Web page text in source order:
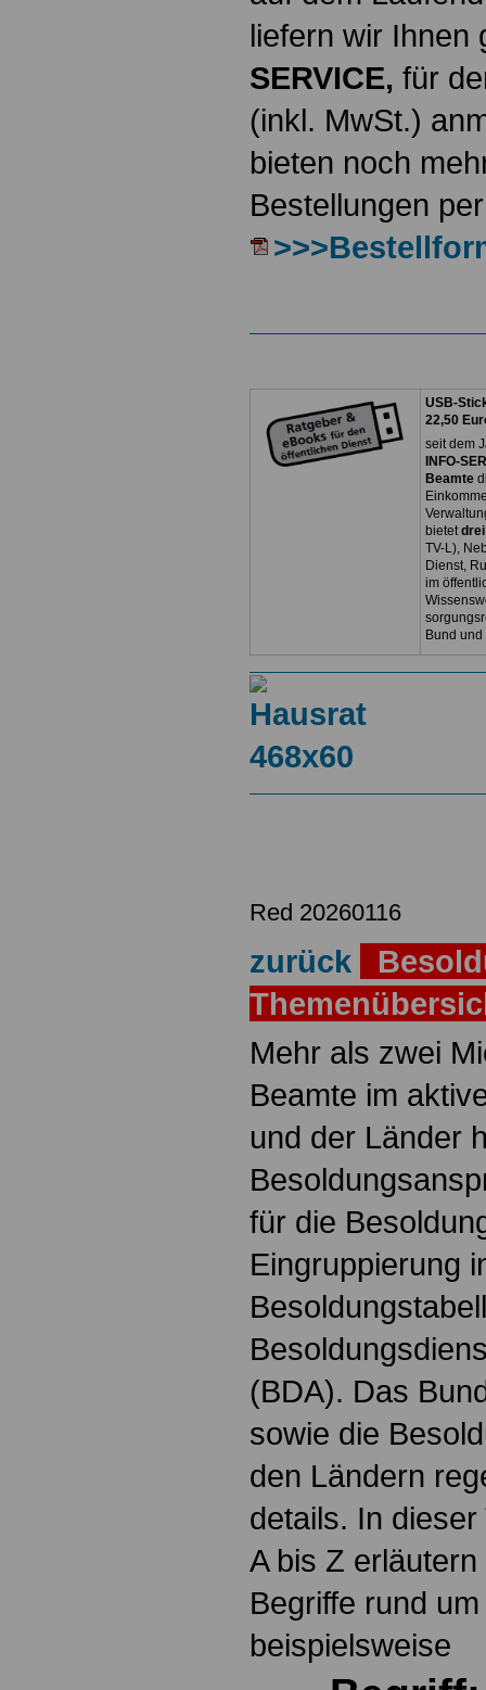
liefern wir
SERVICE, für
(inkl. MwSt.)
bieten noch
Bestellungen
USB-
22,50
seit dem
INFO-
Beamte
bietet
TV-L),
Dienst,
im
Bund
Red 20260116
zurück
Mehr als zwei
Beamte im
und der Länder
für die
Eingruppierung
(BDA). Das
sowie die
den Ländern
details. In
A bis Z
Begriffe rund
beispielsweise